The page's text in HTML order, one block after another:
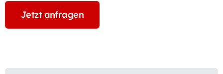
Jetzt anfragen